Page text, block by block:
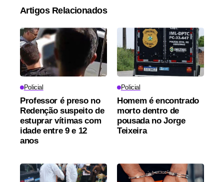
Artigos Relacionados
Policial
Professor é preso no
Redenção suspeito de
estuprar vítimas com
idade entre 9 e 12
anos
Policial
Homem é encontrado
morto dentro de
pousada no Jorge
Teixeira